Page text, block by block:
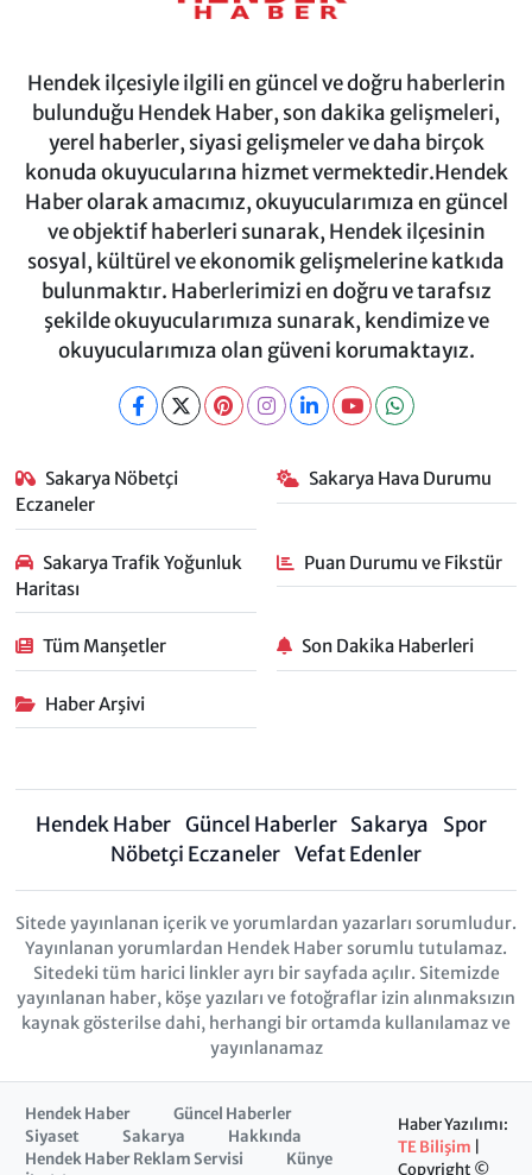
Hendek ilçesiyle ilgili en güncel ve doğru haberlerin
bulunduğu Hendek Haber, son dakika gelişmeleri,
yerel haberler, siyasi gelişmeler ve daha birçok
konuda okuyucularına hizmet vermektedir.Hendek
Haber olarak amacımız, okuyucularımıza en güncel
ve objektif haberleri sunarak, Hendek ilçesinin
sosyal, kültürel ve ekonomik gelişmelerine katkıda
bulunmaktır. Haberlerimizi en doğru ve tarafsız
şekilde okuyucularımıza sunarak, kendimize ve
okuyucularımıza olan güveni korumaktayız.
Sakarya Nöbetçi
Eczaneler
Sakarya Hava Durumu
Sakarya Trafik Yoğunluk
Haritası
Puan Durumu ve Fikstür
Tüm Manşetler Son Dakika Haberleri
Haber Arşivi
Hendek Haber Güncel Haberler Sakarya
Spor
Nöbetçi Eczaneler Vefat Edenler
Sitede yayınlanan içerik ve yorumlardan yazarları sorumludur.
Yayınlanan yorumlardan Hendek Haber sorumlu tutulamaz.
Sitedeki tüm harici linkler ayrı bir sayfada açılır. Sitemizde
yayınlanan haber, köşe yazıları ve fotoğraflar izin alınmaksızın
kaynak gösterilse dahi, herhangi bir ortamda kullanılamaz ve
yayınlanamaz
Hendek Haber
Güncel Haberler
Siyaset
Sakarya
Hakkında
Hendek Haber Reklam Servisi
Künye
Haber Yazılımı:
TE Bilişim
Copyright ©